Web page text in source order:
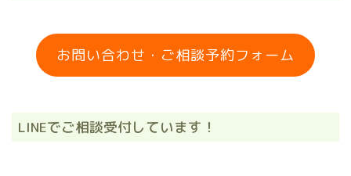
お問い合わせ・ご相談予約フォーム
LINEでご相談受付しています！